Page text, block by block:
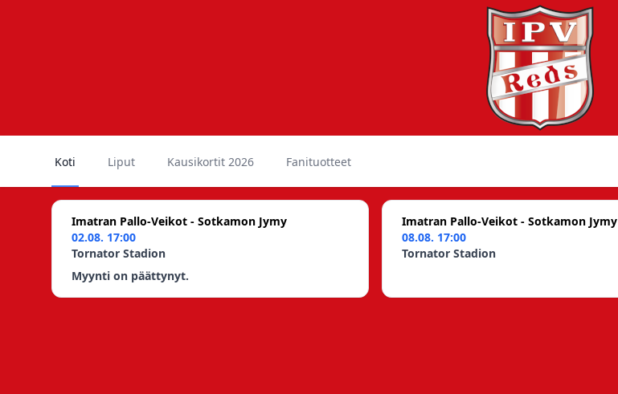
Koti Liput Kausikortit 2026 Fanituotteet
Imatran Pallo-Veikot - Sotkamon Jymy
02.08. 17:00
Tornator Stadion
Myynti on päättynyt.
Imatran Pallo-Veikot - Sotkamon Jymy
08.08. 17:00
Tornator Stadion